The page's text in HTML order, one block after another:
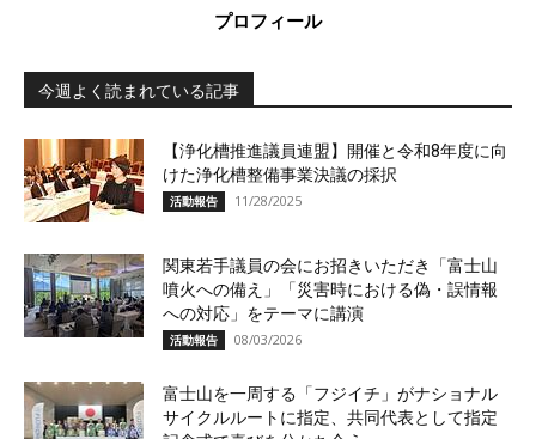
プロフィール
今週よく読まれている記事
【浄化槽推進議員連盟】開催と令和8年度に向
けた浄化槽整備事業決議の採択
活動報告 11/28/2025
関東若手議員の会にお招きいただき「富士山
噴火への備え」「災害時における偽・誤情報
への対応」をテーマに講演
活動報告 08/03/2026
富士山を一周する「フジイチ」がナショナル
サイクルルートに指定、共同代表として指定